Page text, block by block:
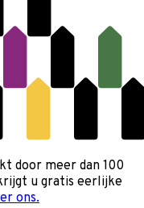
door meer dan 100
u gratis eerlijke
ons.